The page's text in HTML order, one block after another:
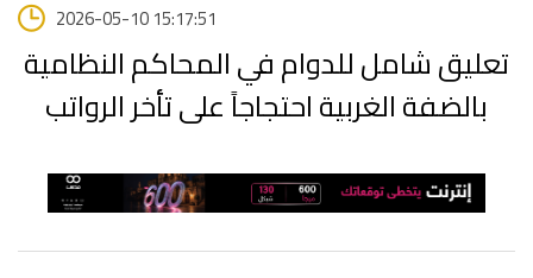
2026-05-10 15:17:51
تعليق شامل للدوام في المحاكم النظامية
بالضفة الغربية احتجاجاً على تأخر الرواتب